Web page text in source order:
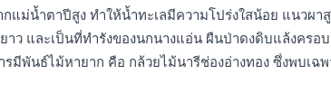
แม่น้ำตาปีสูง ทำให้น้ำทะเลมีความโปร่งใสน้อย แนวผา
าว และเป็นที่ทำรังของนกนางแอ่น ผืนป่าดงดิบแล้งครอ
พันธ์ไม้หายาก คือ กล้วยไม้นารีช่องอ่างทอง ซึ่งพบเฉพ